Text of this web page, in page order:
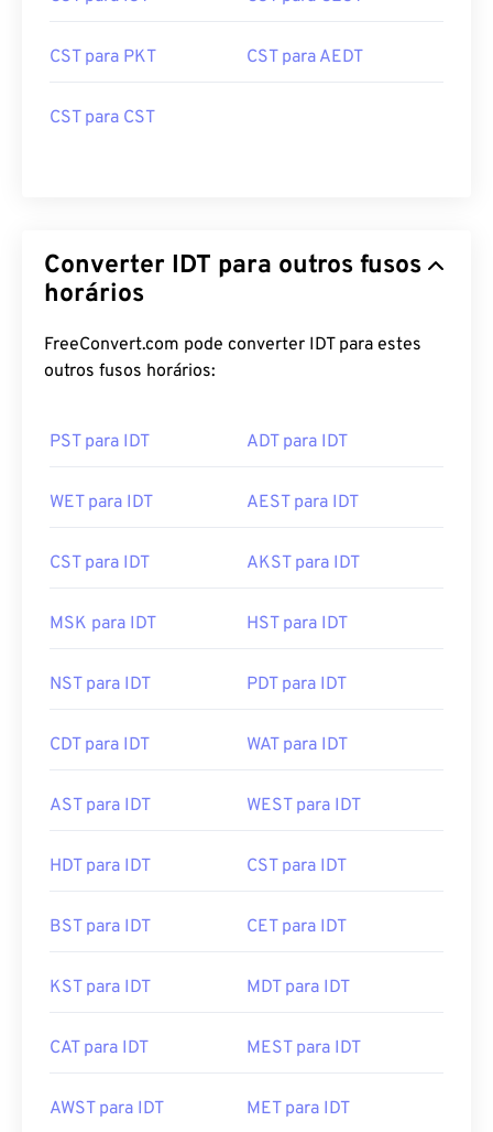
CST para PKT CST para AEDT
CST para CST
Converter IDT para outros fusos
horários
FreeConvert.com pode converter IDT para estes
outros fusos horários:
PST para IDT ADT para IDT
WET para IDT AEST para IDT
CST para IDT AKST para IDT
MSK para IDT HST para IDT
NST para IDT PDT para IDT
CDT para IDT WAT para IDT
AST para IDT WEST para IDT
HDT para IDT CST para IDT
BST para IDT CET para IDT
KST para IDT MDT para IDT
CAT para IDT MEST para IDT
AWST para IDT MET para IDT